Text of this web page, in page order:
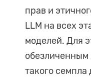
прав и
LLM на всех
моделей. Для
такого